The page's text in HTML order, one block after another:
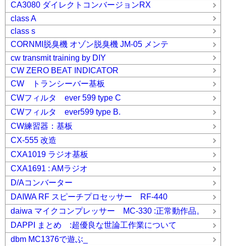
CA3080 ダイレクトコンバージョンRX
class A
class s
CORNMI脱臭機 オゾン脱臭機 JM-05 メンテ
cw transmit training by DIY
CW ZERO BEAT INDICATOR
CW トランシーバー基板
CWフィルタ ever 599 type C
CWフィルタ ever599 type B.
CW練習器：基板
CX-555 改造
CXA1019 ラジオ基板
CXA1691 : AMラジオ
D/Aコンバーター
DAIWA RF スピーチプロセッサー RF-440
daiwa マイクコンプレッサー MC-330 :正常動作品。
DAPPI まとめ :超優良な世論工作業について
dbm MC1376で遊ぶ_